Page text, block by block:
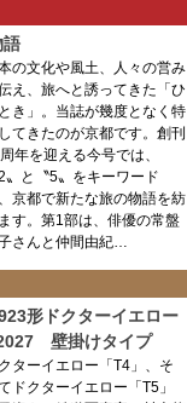
の文化や風土、人々の営み
え、旅へと誘ってきた「ひ
き」。当誌が幾度となく特
てきたのが京都です。創刊
年を迎える今号では、
2〟と〝5〟をキーワード
京都で新たな旅の物語を紡
す。第1部は、俳優の常盤
さんと仲間由紀…
形ドクターイエロー
壁掛けタイプ
ターイエロー「T4」、そ
ドクターイエロー「T5」